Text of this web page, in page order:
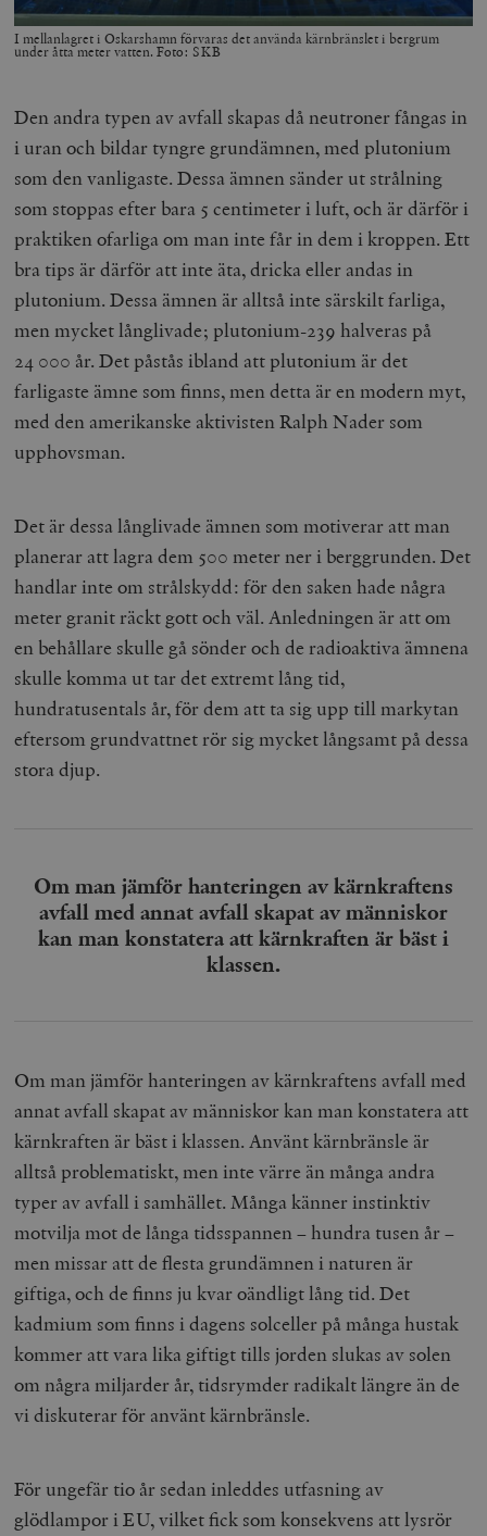
I mellanlagret i Oskarshamn förvaras det använda kärnbränslet i bergrum
under åtta meter vatten. Foto: SKB
Den andra typen av avfall skapas då neutroner fångas in
i uran och bildar tyngre grundämnen, med plutonium
som den vanligaste. Dessa ämnen sänder ut strålning
som stoppas efter bara 5 centimeter i luft, och är därför i
praktiken ofarliga om man inte får in dem i kroppen. Ett
bra tips är därför att inte äta, dricka eller andas in
plutonium. Dessa ämnen är alltså inte särskilt farliga,
men mycket långlivade; plutonium-239 halveras på
24 000 år. Det påstås ibland att plutonium är det
farligaste ämne som finns, men detta är en modern myt,
med den amerikanske aktivisten Ralph Nader som
upphovsman.
Det är dessa långlivade ämnen som motiverar att man
planerar att lagra dem 500 meter ner i berggrunden. Det
handlar inte om strålskydd: för den saken hade några
meter granit räckt gott och väl. Anledningen är att om
en behållare skulle gå sönder och de radioaktiva ämnena
skulle komma ut tar det extremt lång tid,
hundratusentals år, för dem att ta sig upp till markytan
eftersom grundvattnet rör sig mycket långsamt på dessa
stora djup.
Om man jämför hanteringen av kärnkraftens
avfall med annat avfall skapat av människor
kan man konstatera att kärnkraften är bäst i
klassen.
Om man jämför hanteringen av kärnkraftens avfall med
annat avfall skapat av människor kan man konstatera att
kärnkraften är bäst i klassen. Använt kärnbränsle är
alltså problematiskt, men inte värre än många andra
typer av avfall i samhället. Många känner instinktiv
motvilja mot de långa tidsspannen – hundra tusen år –
men missar att de flesta grundämnen i naturen är
giftiga, och de finns ju kvar oändligt lång tid. Det
kadmium som finns i dagens solceller på många hustak
kommer att vara lika giftigt tills jorden slukas av solen
om några miljarder år, tidsrymder radikalt längre än de
vi diskuterar för använt kärnbränsle.
För ungefär tio år sedan inleddes utfasning av
glödlampor i EU, vilket fick som konsekvens att lysrör